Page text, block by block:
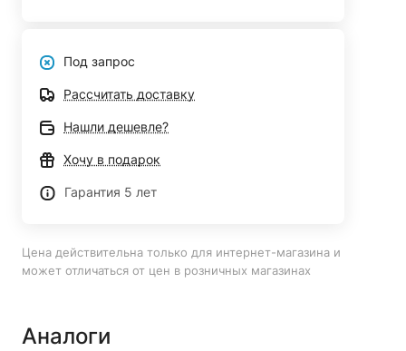
Под запрос
Рассчитать доставку
Нашли дешевле?
Хочу в подарок
Гарантия 5 лет
Цена действительна только для интернет-магазина и
может отличаться от цен в розничных магазинах
Аналоги